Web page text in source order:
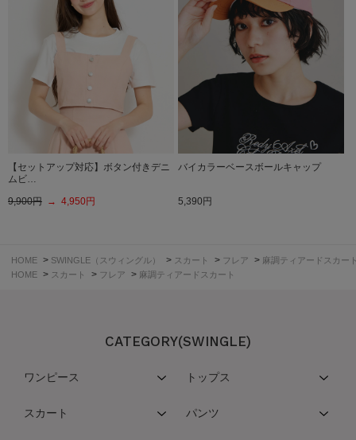
【セットアップ対応】ボタン付きデニ
ムビ…
9,900円 → 4,950円
バイカラーベースボールキャップ
5,390円
HOME > SWINGLE（スウィングル） > スカート > フレア > 麻調ティアードスカー
HOME > スカート > フレア > 麻調ティアードスカート
CATEGORY(SWINGLE)
ワンピース トップス
スカート パンツ